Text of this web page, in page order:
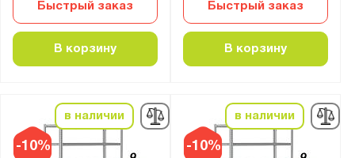
Быстрый заказ
В корзину
Быстрый заказ
В корзину
-10%
в наличии
-10%
в наличии